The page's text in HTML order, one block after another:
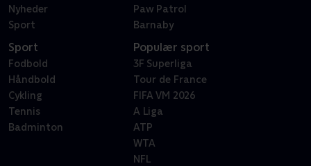
Nyheder
Sport
Paw Patrol
Barnaby
Sport
Fodbold
Håndbold
Cykling
Tennis
Badminton
Populær sport
3F Superliga
Tour de France
FIFA VM 2026
A Liga
ATP
WTA
NFL